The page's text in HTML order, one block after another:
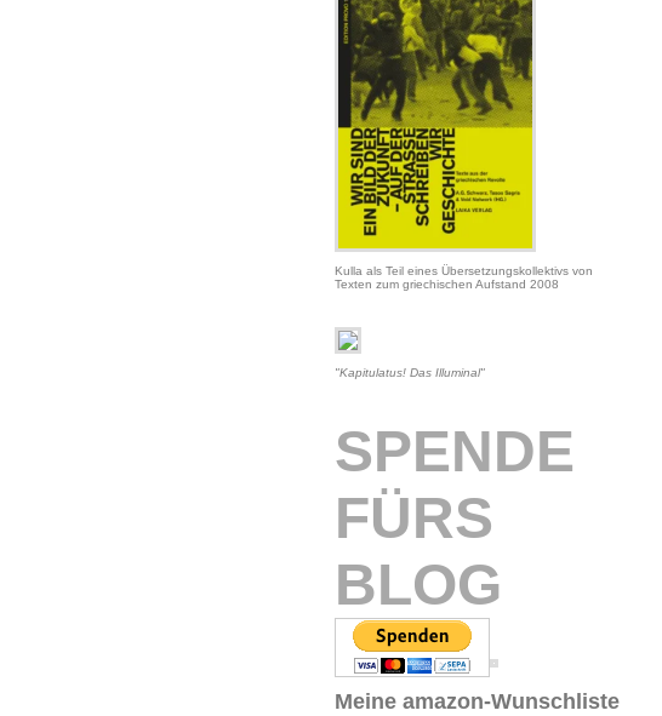
Kulla als Teil eines Übersetzungskollektivs von
Texten zum griechischen Aufstand 2008
"Kapitulatus! Das Illuminal"
SPENDE
FÜRS
BLOG
Meine amazon-Wunschliste